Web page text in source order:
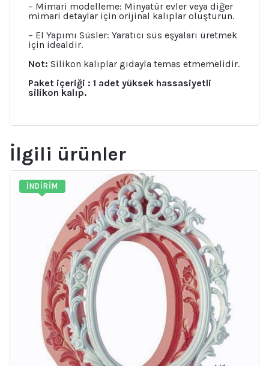
– Mimari modelleme: Minyatür evler veya diğer
mimari detaylar için orijinal kalıplar oluşturun.
– El Yapımı Süsler: Yaratıcı süs eşyaları üretmek
için idealdir.
Not: Silikon kalıplar gıdayla temas etmemelidir.
Paket içeriği : 1 adet yüksek hassasiyetli
silikon kalıp.
İlgili ürünler
İNDIRIM